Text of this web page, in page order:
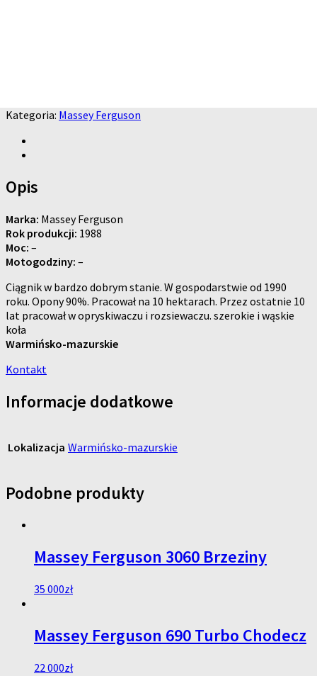
Kategoria: Massey Ferguson
Opis
Marka: Massey Ferguson
Rok produkcji: 1988
Moc: –
Motogodziny: –
Ciągnik w bardzo dobrym stanie. W gospodarstwie od 1990
roku. Opony 90%. Pracował na 10 hektarach. Przez ostatnie 10
lat pracował w opryskiwaczu i rozsiewaczu. szerokie i wąskie
koła
Warmińsko-mazurskie
Kontakt
Informacje dodatkowe
Lokalizacja Warmińsko-mazurskie
Podobne produkty
Massey Ferguson 3060 Brzeziny
35 000zł
Massey Ferguson 690 Turbo Chodecz
22 000zł